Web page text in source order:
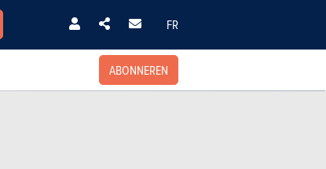
FR
ABONNEREN